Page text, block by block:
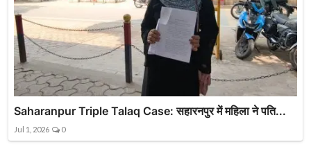
Saharanpur Triple Talaq Case: सहारनपुर में महिला ने पति...
Jul 1, 2026 0